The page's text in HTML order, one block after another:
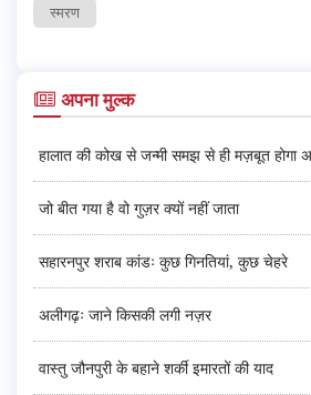
स्मरण
अपना मुल्क
हालात की कोख से जन्मी समझ से ही मज़बूत होगा
जो बीत गया है वो गुज़र क्यों नहीं जाता
सहारनपुर शराब कांडः कुछ गिनतियां, कुछ चेहरे
अलीगढ़ः जाने किसकी लगी नज़र
वास्तु जौनपुरी के बहाने शर्की इमारतों की याद